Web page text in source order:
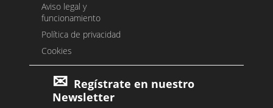
Aviso legal y
funcionamiento
Política de privacidad
Cookies
Regístrate en nuestro
Newsletter